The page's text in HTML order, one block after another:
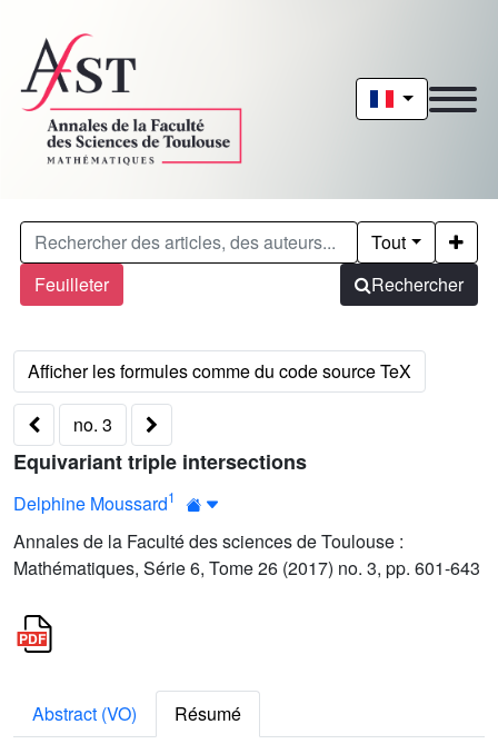
Feuilleter
Tout
Rechercher
no. 3
Equivariant triple intersections
Delphine Moussard1
Annales de la Faculté des sciences de Toulouse :
Mathématiques, Série 6, Tome 26 (2017) no. 3, pp. 601-643
Abstract (VO)
Résumé